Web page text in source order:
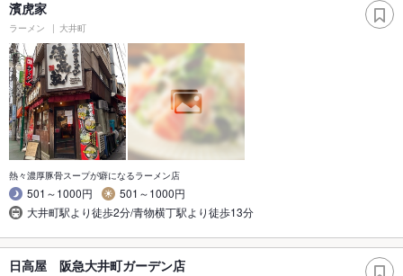
濱虎家
ラーメン 大井町
熱々濃厚豚骨スープが癖になるラーメン店
501～1000円
501～1000円
大井町駅より徒歩2分/青物横丁駅より徒歩13分
日高屋 阪急大井町ガーデン店